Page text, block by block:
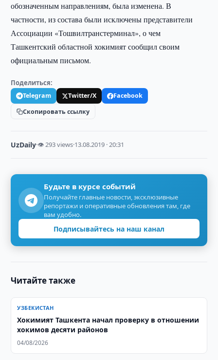
обозначенным направлениям, была изменена. В
частности, из состава были исключены представители
Ассоциации «Тошвилтранстерминал», о чем
Ташкентский областной хокимият сообщил своим
официальным письмом.
Поделиться:
Telegram Twitter/X
Facebook
Скопировать ссылку
UzDaily·👁 293 views·13.08.2019 · 20:31
Будьте в курсе событий
Получайте главные новости, эксклюзивные
репортажи и оперативные обновления там, где
вам удобно.
Подписывайтесь на наш канал
Читайте также
УЗБЕКИСТАН
Хокимият Ташкента начал проверку в отношении
хокимов десяти районов
04/08/2026